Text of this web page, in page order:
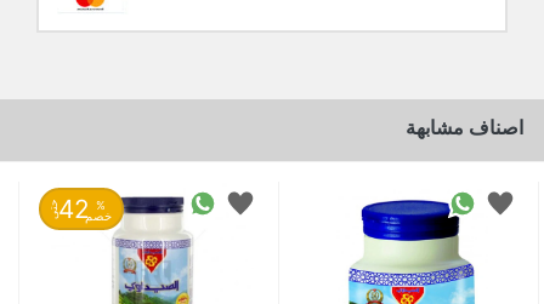
اصناف مشابهة
حتى42 %
خصم